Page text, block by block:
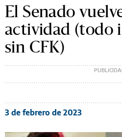
El Senado
actividad (todo
sin CFK)
3 de febrero de 2023